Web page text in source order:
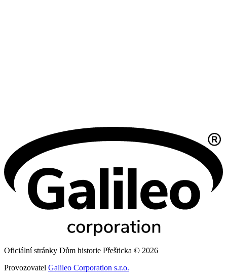
Oficiální stránky Dům historie Přešticka © 2026
Provozovatel Galileo Corporation s.r.o.